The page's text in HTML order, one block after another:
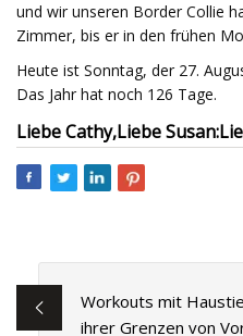
und wir unseren Border Collie
Zimmer, bis er in den frühen
Heute ist Sonntag, der 27.
Das Jahr hat noch 126 Tage.
Liebe Cathy,Liebe Susan:
Workouts mit
ihrer Grenzen von